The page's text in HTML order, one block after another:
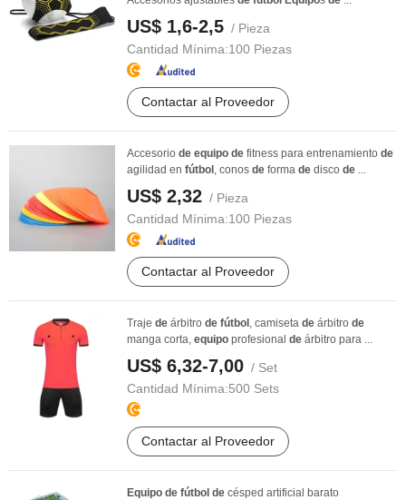
US$ 1,6-2,5 / Pieza
Cantidad Mínima:100 Piezas
Contactar al Proveedor
Accesorio de equipo de fitness para entrenamiento de
agilidad en fútbol , conos de forma de disco de ...
US$ 2,32 / Pieza
Cantidad Mínima:100 Piezas
Contactar al Proveedor
Traje de árbitro de fútbol , camiseta de árbitro de
manga corta, equipo profesional de árbitro para ...
US$ 6,32-7,00 / Set
Cantidad Mínima:500 Sets
Contactar al Proveedor
Equipo de fútbol de césped artificial barato